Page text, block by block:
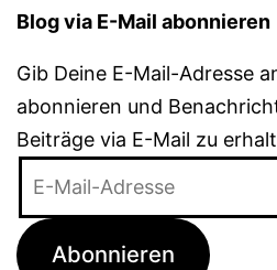
Blog via E-Mail abonnieren
Gib Deine E-Mail-Adresse
abonnieren und
Beiträge via E-Mail zu
Adresse
Abonnieren